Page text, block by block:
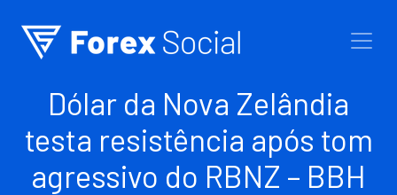
Dólar da Nova Zelândia
testa resistência após tom
agressivo do RBNZ – BBH